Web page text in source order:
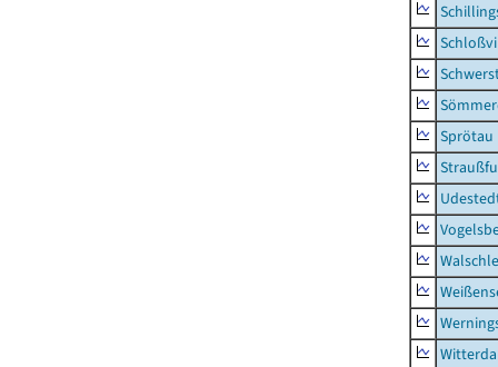
Sprötau
Witterda